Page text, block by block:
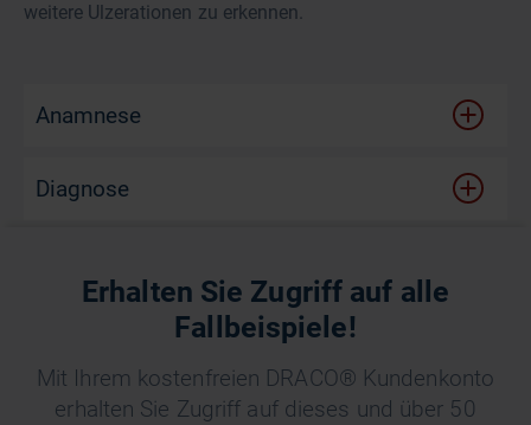
weitere Ulzerationen zu erkennen.
Anamnese
Diagnose
Der Wundverlauf auf einen Blick
Erhalten Sie Zugriff auf alle
Fallbeispiele!
Mit Ihrem kostenfreien DRACO® Kundenkonto
erhalten Sie Zugriff auf dieses und über 50